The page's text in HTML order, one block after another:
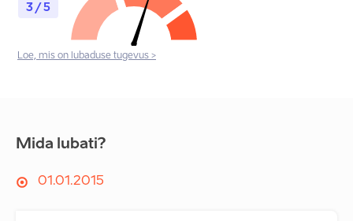
3 / 5
Loe, mis on lubaduse tugevus >
Mida lubati?
01.01.2015